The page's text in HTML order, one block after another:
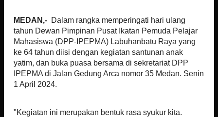
MEDAN,- Dalam rangka memperingati hari ulang
tahun Dewan Pimpinan Pusat Ikatan Pemuda Pelajar
Mahasiswa (DPP-IPEPMA) Labuhanbatu Raya yang
ke 64 tahun diisi dengan kegiatan santunan anak
yatim, dan buka puasa bersama di sekretariat DPP
IPEPMA di Jalan Gedung Arca nomor 35 Medan. Senin
1 April 2024.
"Kegiatan ini merupakan bentuk rasa syukur kita.